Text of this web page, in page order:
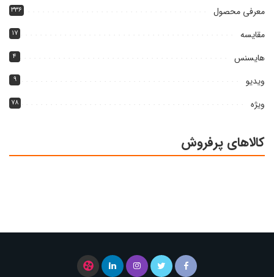
معرفی محصول ۳۳۶
مقایسه ۱۷
هایسنس ۴
ویدیو ۹
ویژه ۷۸
کالاهای پرفروش